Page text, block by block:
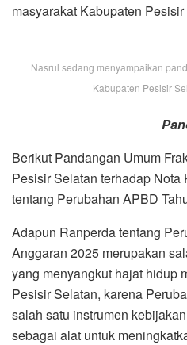
masyarakat Kabupaten
Nasrul sedang menyampaikan
Kabupaten Pesisir
Berikut Pandangan Umum
Pesisir Selatan terhadap
tentang Perubahan APBD
Adapun Ranperda tentang
Anggaran 2025 merupakan
yang menyangkut hajat hidup
Pesisir Selatan, karena
salah satu instrumen
sebagai alat untuk